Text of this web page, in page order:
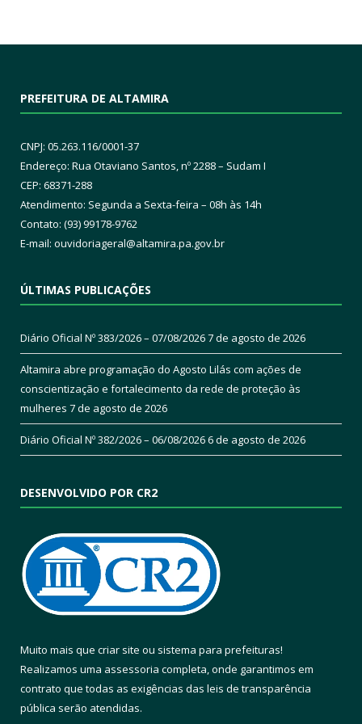
PREFEITURA DE ALTAMIRA
CNPJ: 05.263.116/0001-37
Endereço: Rua Otaviano Santos, nº 2288 – Sudam I
CEP: 68371-288
Atendimento: Segunda a Sexta-feira – 08h às 14h
Contato: (93) 99178-9762
E-mail: ouvidoriageral@altamira.pa.gov.br
ÚLTIMAS PUBLICAÇÕES
Diário Oficial Nº 383/2026 – 07/08/20267 de agosto de 2026
Altamira abre programação do Agosto Lilás com ações de
conscientização e fortalecimento da rede de proteção às
mulheres 7 de agosto de 2026
Diário Oficial Nº 382/2026 – 06/08/20266 de agosto de 2026
DESENVOLVIDO POR CR2
Muito mais que criar site ou sistema para prefeituras!
Realizamos uma assessoria completa, onde garantimos em
contrato que todas as exigências das leis de transparência
pública serão atendidas.